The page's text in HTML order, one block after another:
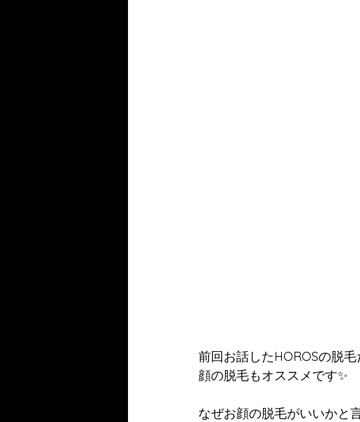
前回お話したHOROSの脱
顔の脱毛もオススメです✨
なぜお顔の脱毛がいいかと